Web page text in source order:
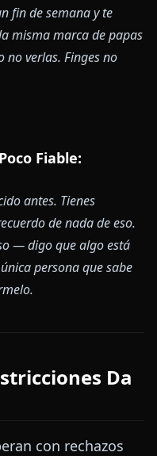
fin de semana y te
misma marca de papas
no verlas. Finges no
Fiable:
antes. Tienes
de nada de eso.
— digo que algo está
persona que sabe
Da
con rechazos